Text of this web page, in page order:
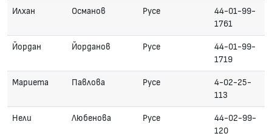
Илхан Османов Русе
44-01-99-
1761
Йордан Йорданов Русе
44-01-99-
1719
Мариета Павлова Русе
4-02-25-
113
Нели Любенова Русе
44-02-99-
120